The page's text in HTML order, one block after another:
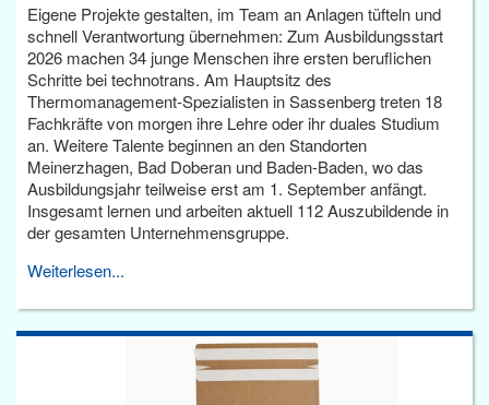
Eigene Projekte gestalten, im Team an Anlagen tüfteln und
schnell Verantwortung übernehmen: Zum Ausbildungsstart
2026 machen 34 junge Menschen ihre ersten beruflichen
Schritte bei technotrans. Am Hauptsitz des
Thermomanagement-Spezialisten in Sassenberg treten 18
Fachkräfte von morgen ihre Lehre oder ihr duales Studium
an. Weitere Talente beginnen an den Standorten
Meinerzhagen, Bad Doberan und Baden-Baden, wo das
Ausbildungsjahr teilweise erst am 1. September anfängt.
Insgesamt lernen und arbeiten aktuell 112 Auszubildende in
der gesamten Unternehmensgruppe.
Weiterlesen...